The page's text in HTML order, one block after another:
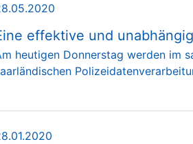
effektive und
heutigen Donnerstag werden im